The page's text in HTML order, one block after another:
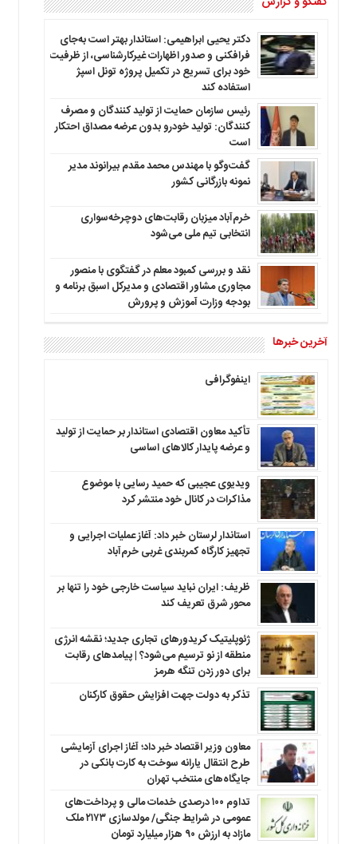
دکتر یحیی ابراهیمی: استاندار بهتر است به‌جای
فرافکنی و صدور اظهارات غیرکارشناسی، از ظرفیت
خود برای تسریع در تکمیل پروژه تونل اسپژ
استفاده کند
رئیس سازمان حمایت از تولید کنندگان و مصرف
کنندگان: تولید خودرو بدون عرضه مصداق احتکار
است
گفت‌وگو با مهندس محمد مقدم بیرانوند مدیر
نمونه بازرگانی کشور
خرم‌آباد میزبان رقابت‌های دوچرخه‌سواری
انتخابی تیم ملی می‌شود
نقد و بررسی کمبود معلم در گفتگوی با منصور
مجاوری مشاور اقتصادی و مدیرکل اسبق برنامه و
بودجه وزارت آموزش و پرورش
آخرین خبرها
اینفوگرافی
تأکید معاون اقتصادی استاندار بر حمایت از تولید
و عرضه پایدار کالاهای اساسی
ویدیوی عجیبی که حمید رسایی با موضوع
مذاکرات در کانال خود منتشر کرد
استاندار لرستان خبر داد: آغاز عملیات اجرایی و
تجهیز کارگاه کمربندی غربی خرم‌آباد
ظریف: ایران نباید سیاست خارجی خود را تنها بر
محور شرق تعریف کند
ژئوپلیتیک کریدورهای تجاری جدید؛ نقشه انرژی
منطقه‌ از نو ترسیم می‌شود؟ | پیامدهای رقابت
برای دور زدن تنگه هرمز
تذکر به دولت جهت افزایش حقوق کارکنان ‌
معاون وزیر اقتصاد خبر داد؛ آغاز اجرای آزمایشی
طرح انتقال یارانه سوخت به کارت بانکی در
جایگاه‌های منتخب تهران
تداوم ۱۰۰ درصدی خدمات مالی و پرداخت‌های
عمومی در شرایط جنگی/ مولدسازی ۲۱۷۳ ملک
مازاد به ارزش ۹۰ هزار میلیارد تومان